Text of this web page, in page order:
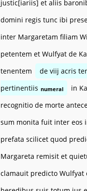
justic[iariis] et aliis
domini regis tunc ibi
inter Margaretam filiam
petentem et Wulfyat de
tenentem
de viij acris
pertinentiis numeral
in
recognitio de morte
sum monita fuit inter eos
prefata scilicet quod
Margareta remisit et
clamauit predicto Wulfyat